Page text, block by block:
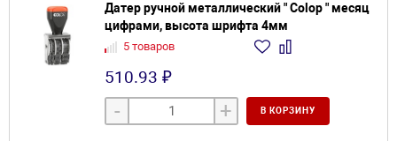
Датер ручной металлический " Colop " месяц
цифрами, высота шрифта 4мм
5 товаров
510.93 ₽
- + В КОРЗИНУ